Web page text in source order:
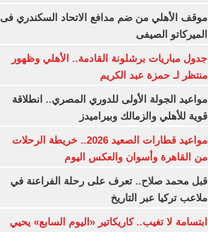
موقف الأهلي من ضم مدافع الاتحاد السكندري فى
الميركاتو الصيفى
جدول مباريات برشلونة القادمة.. الأهلي وظهور
منتظر لـ حمزة عبد الكريم
مواعيد الجولة الأولى للدوري المصري.. انطلاقة
قوية للأهلي والزمالك وبيراميدز
مواعيد قطارات الصعيد 2026.. خريطة الرحلات
من القاهرة وأسوان والعكس اليوم
قبل محمد صلاح.. تعرف على رحلة الفراعنة في
ملاعب تركيا عبر التاريخ
ابتسامة لا تغيب.. كاريكاتير «اليوم السابع» يحيي